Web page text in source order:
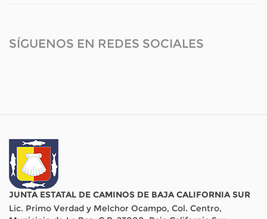
SÍGUENOS EN REDES SOCIALES
JUNTA ESTATAL DE CAMINOS DE BAJA CALIFORNIA SUR
Lic. Primo Verdad y Melchor Ocampo, Col. Centro,